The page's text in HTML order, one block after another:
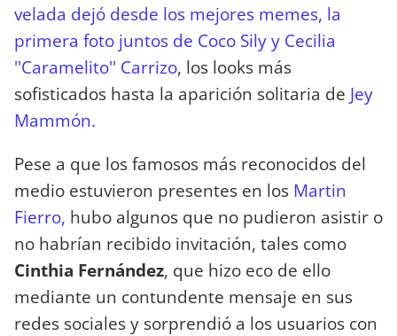
velada dejó desde los mejores memes, la
primera foto juntos de Coco Sily y Cecilia
''Caramelito'' Carrizo, los looks más
sofisticados hasta la aparición solitaria de Jey
Mammón.
Pese a que los famosos más reconocidos del
medio estuvieron presentes en los Martin
Fierro, hubo algunos que no pudieron asistir o
no habrían recibido invitación, tales como
Cinthia Fernández, que hizo eco de ello
mediante un contundente mensaje en sus
redes sociales y sorprendió a los usuarios con